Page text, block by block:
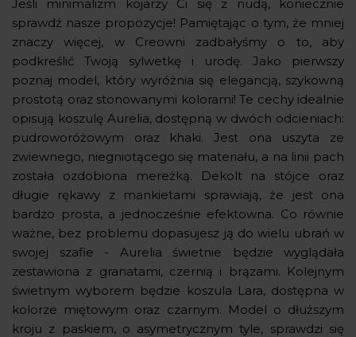
Jeśli minimalizm kojarzy Ci się z nudą, koniecznie
sprawdź nasze propozycje! Pamiętając o tym, że mniej
znaczy więcej, w Creowni zadbałyśmy o to, aby
podkreślić Twoją sylwetkę i urodę. Jako pierwszy
poznaj model, który wyróżnia się elegancją, szykowną
prostotą oraz stonowanymi kolorami! Te cechy idealnie
opisują koszulę Aurelia, dostępną w dwóch odcieniach:
pudroworóżowym oraz khaki. Jest ona uszyta ze
zwiewnego, niegniotącego się materiału, a na linii pach
została ozdobiona mereżką. Dekolt na stójce oraz
długie rękawy z mankietami sprawiają, że jest ona
bardzo prosta, a jednocześnie efektowna. Co równie
ważne, bez problemu dopasujesz ją do wielu ubrań w
swojej szafie - Aurelia świetnie będzie wyglądała
zestawiona z granatami, czernią i brązami. Kolejnym
świetnym wyborem będzie koszula Lara, dostępna w
kolorze miętowym oraz czarnym. Model o dłuższym
kroju z paskiem, o asymetrycznym tyle, sprawdzi się